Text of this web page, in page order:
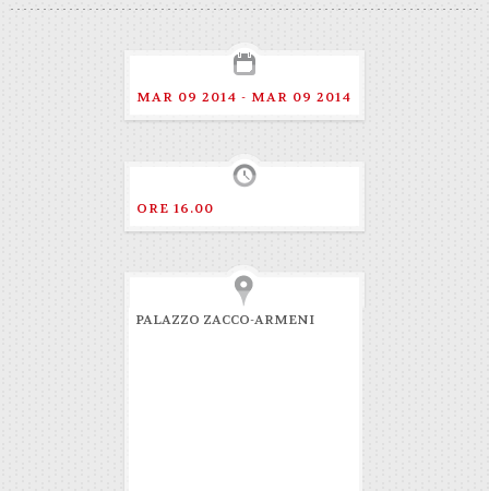
MAR 09 2014 - MAR 09 2014
ORE 16.00
PALAZZO ZACCO-ARMENI